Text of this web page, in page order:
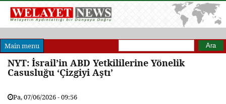
Main menu Arama formu
Ara
NYT: İsrail’in ABD Yetkililerine Yönelik
Casusluğu ‘Çizgiyi Aştı’
Pa, 07/06/2026 - 09:56